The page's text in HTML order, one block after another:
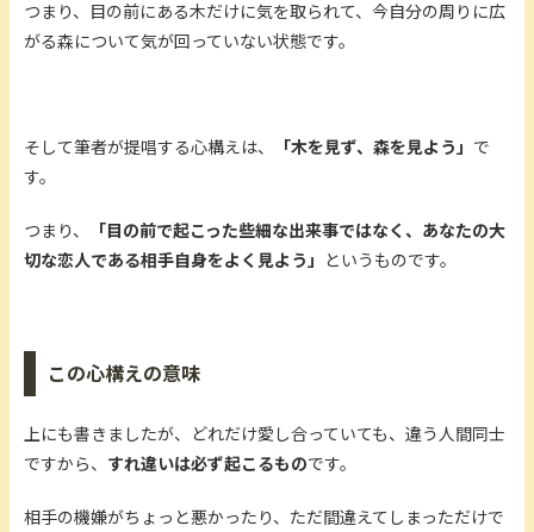
つまり、目の前にある木だけに気を取られて、今自分の周りに広
がる森について気が回っていない状態です。
そして筆者が提唱する心構えは、 「木を見ず、森を見よう」 で
す。
つまり、
「目の前で起こった些細な出来事ではなく、あなたの大
切な恋人である相手自身をよく見よう」 というものです。
この心構えの意味
上にも書きましたが、どれだけ愛し合っていても、違う人間同士
ですから、 すれ違いは必ず起こるものです。
相手の機嫌がちょっと悪かったり、ただ間違えてしまっただけで